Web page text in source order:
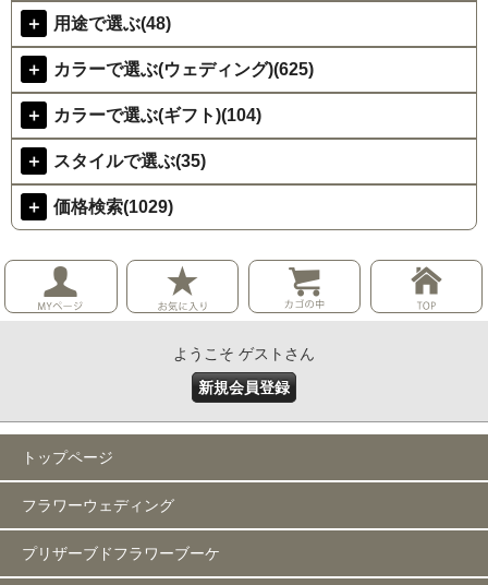
＋ 用途で選ぶ(48)
＋ カラーで選ぶ(ウェディング)(625)
＋ カラーで選ぶ(ギフト)(104)
＋ スタイルで選ぶ(35)
＋ 価格検索(1029)
ようこそ ゲストさん
新規会員登録
トップページ
フラワーウェディング
プリザーブドフラワーブーケ